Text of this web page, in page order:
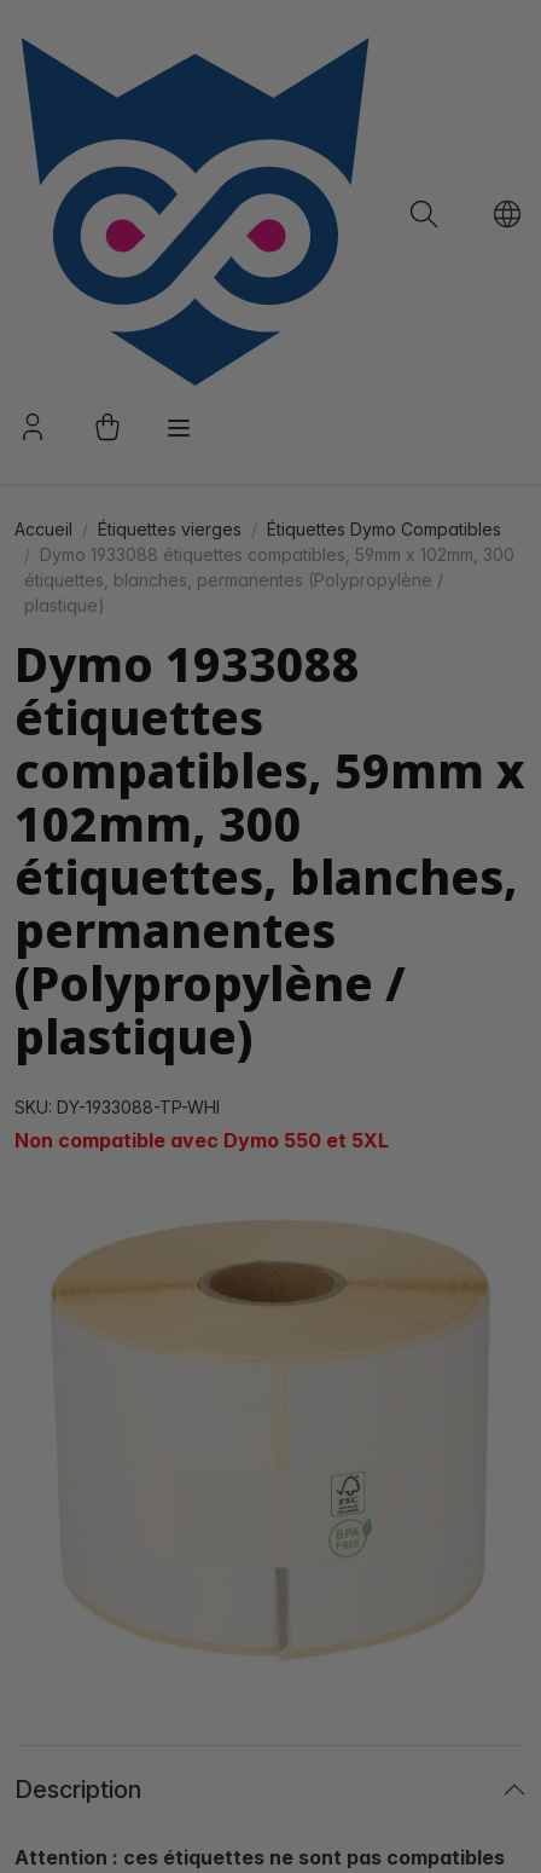
Accueil Étiquettes vierges
Étiquettes Dymo Compatibles
Dymo 1933088 étiquettes compatibles, 59mm x 102mm, 300
étiquettes, blanches, permanentes (Polypropylène /
plastique)
Dymo 1933088
étiquettes
compatibles, 59mm x
102mm, 300
étiquettes, blanches,
permanentes
(Polypropylène /
plastique)
SKU: DY-1933088-TP-WHI
Non compatible avec Dymo 550 et 5XL
Description
Attention : ces étiquettes ne sont pas compatibles